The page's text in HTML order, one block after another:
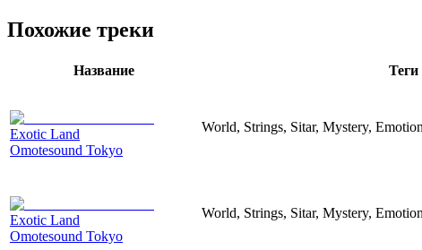
Похожие треки
Название Теги
Exotic Land
Omotesound Tokyo
World, Strings, Sitar, Mystery,
Exotic Land
Omotesound Tokyo
World, Strings, Sitar, Mystery,